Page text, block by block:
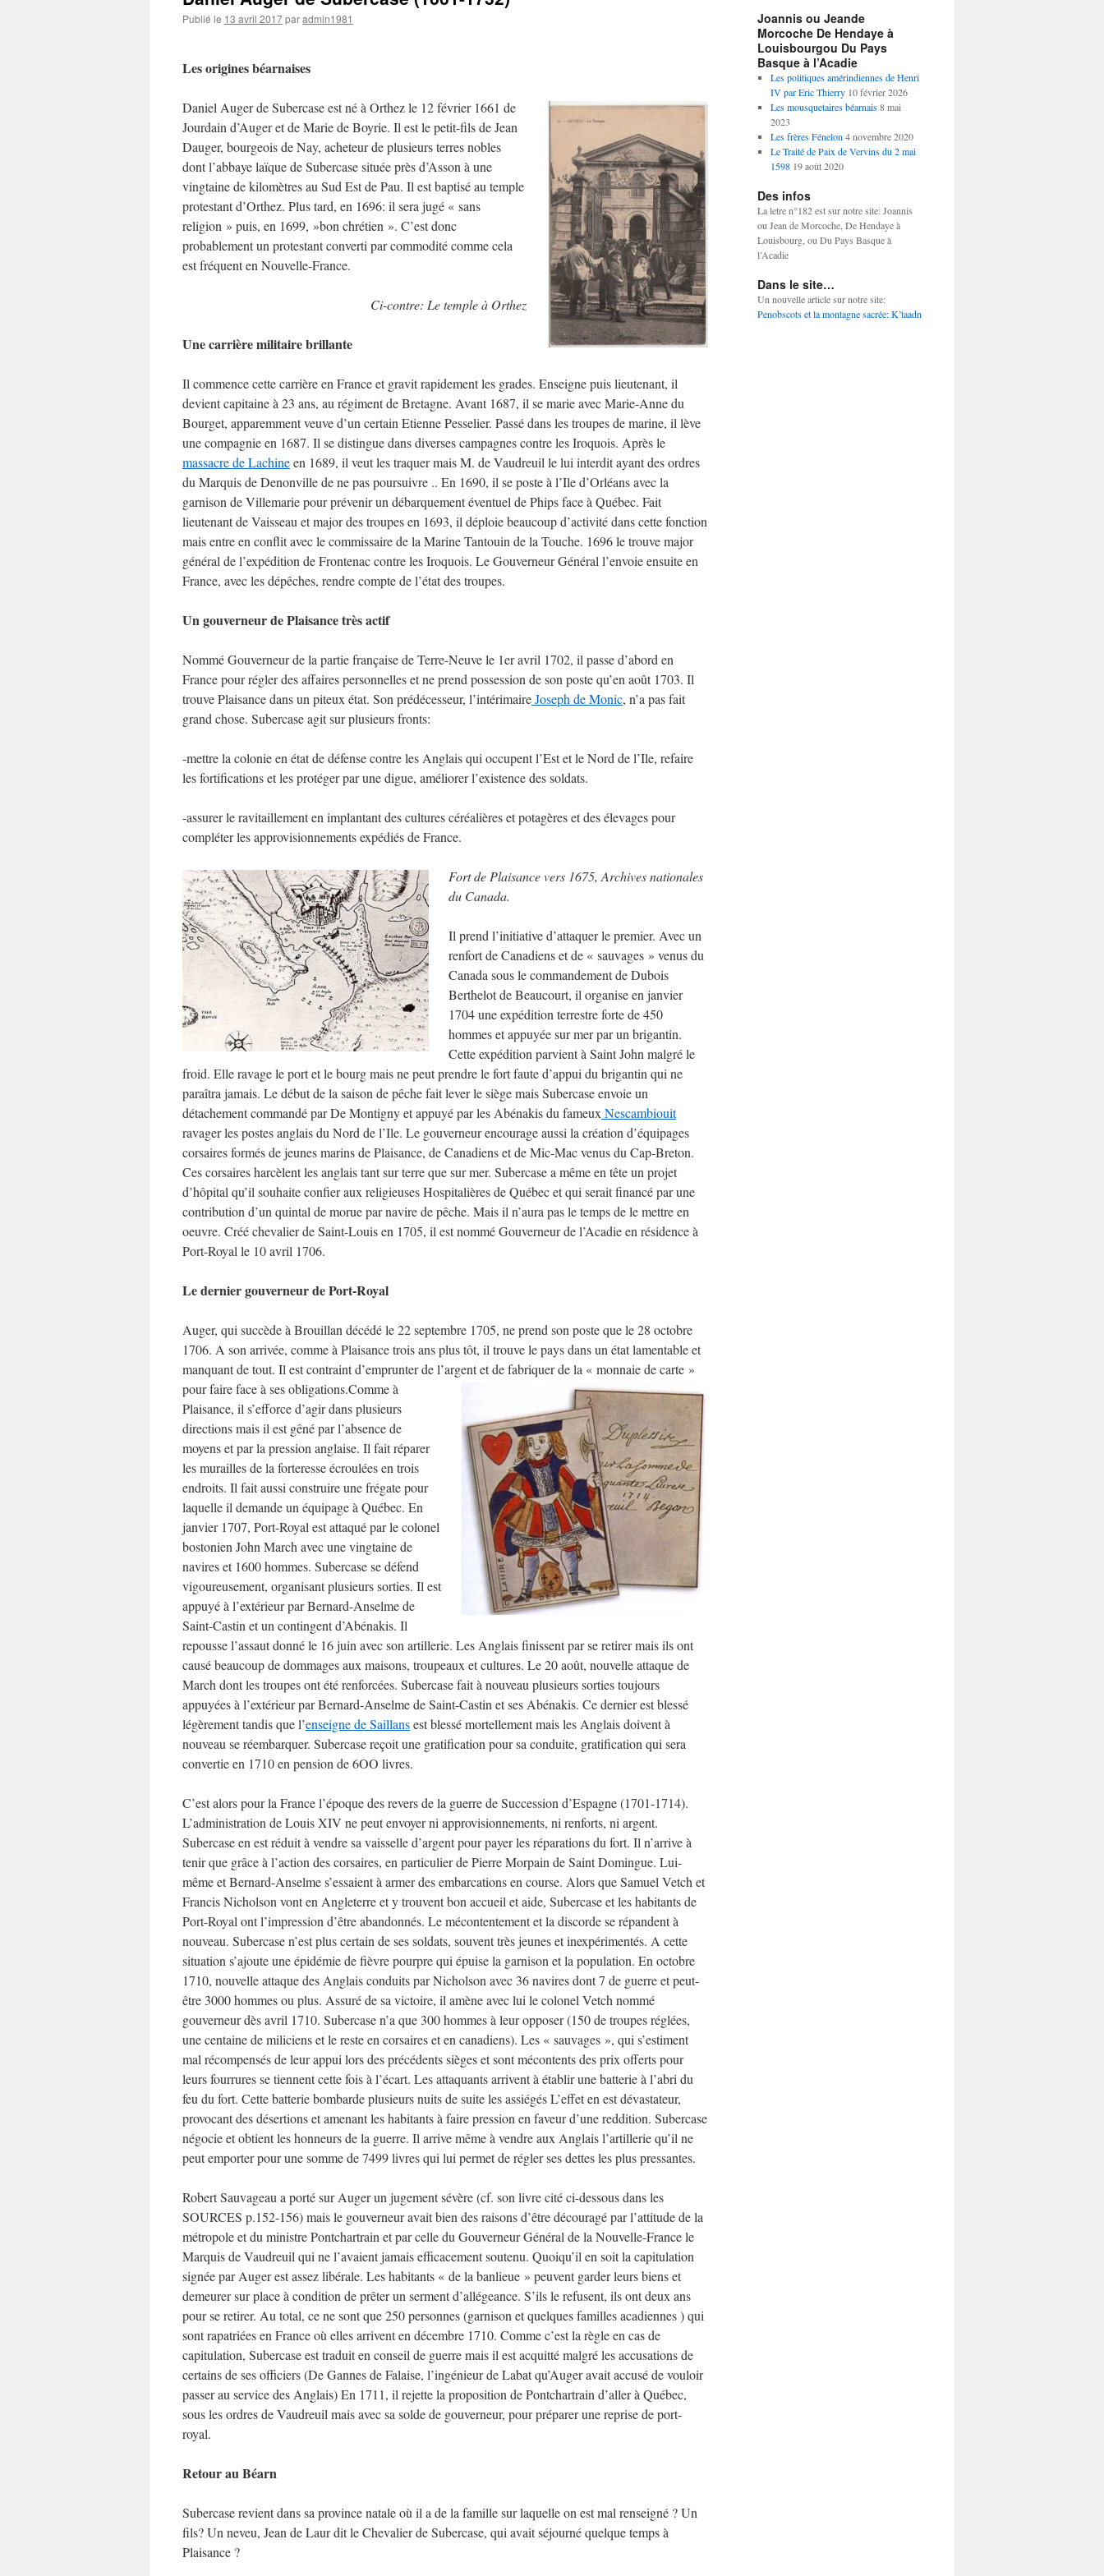
Publié le 13 avril 2017paradmin1981
Les origines béarnaises
Daniel Auger de Subercase est né à Orthez le 12 février 1661 de
Jourdain d’Auger et de Marie de Boyrie. Il est le petit-fils de Jean
Dauger, bourgeois de Nay, acheteur de plusieurs terres nobles
dont l’abbaye laïque de Subercase située près d’Asson à une
vingtaine de kilomètres au Sud Est de Pau. Il est baptisé au temple
protestant d’Orthez. Plus tard, en 1696: il sera jugé « sans
religion » puis, en 1699, »bon chrétien ». C’est donc
probablement un protestant converti par commodité comme cela
est fréquent en Nouvelle-France.
Ci-contre: Le temple à Orthez
Une carrière militaire brillante
Il commence cette carrière en France et gravit rapidement les grades. Enseigne puis lieutenant, il
devient capitaine à 23 ans, au régiment de Bretagne. Avant 1687, il se marie avec Marie-Anne du
Bourget, apparemment veuve d’un certain Etienne Pesselier. Passé dans les troupes de marine, il lève
une compagnie en 1687. Il se distingue dans diverses campagnes contre les Iroquois. Après le
massacre de Lachineen 1689, il veut les traquer mais M. de Vaudreuil le lui interdit ayant des ordres
du Marquis de Denonville de ne pas poursuivre .. En 1690, il se poste à l’Ile d’Orléans avec la
garnison de Villemarie pour prévenir un débarquement éventuel de Phips face à Québec. Fait
lieutenant de Vaisseau et major des troupes en 1693, il déploie beaucoup d’activité dans cette fonction
mais entre en conflit avec le commissaire de la Marine Tantouin de la Touche. 1696 le trouve major
général de l’expédition de Frontenac contre les Iroquois. Le Gouverneur Général l’envoie ensuite en
France, avec les dépêches, rendre compte de l’état des troupes.
Un gouverneur de Plaisance très actif
Nommé Gouverneur de la partie française de Terre-Neuve le 1er avril 1702, il passe d’abord en
France pour régler des affaires personnelles et ne prend possession de son poste qu’en août 1703. Il
trouve Plaisance dans un piteux état. Son prédécesseur, l’intérimaireJoseph de Monic, n’a pas fait
grand chose. Subercase agit sur plusieurs fronts:
-mettre la colonie en état de défense contre les Anglais qui occupent l’Est et le Nord de l’Ile, refaire
les fortifications et les protéger par une digue, améliorer l’existence des soldats.
-assurer le ravitaillement en implantant des cultures céréalières et potagères et des élevages pour
compléter les approvisionnements expédiés de France.
Fort de Plaisance vers 1675, Archives nationales
du Canada.
Il prend l’initiative d’attaquer le premier. Avec un
renfort de Canadiens et de « sauvages » venus du
Canada sous le commandement de Dubois
Berthelot de Beaucourt, il organise en janvier
1704 une expédition terrestre forte de 450
hommes et appuyée sur mer par un brigantin.
Cette expédition parvient à Saint John malgré le
froid. Elle ravage le port et le bourg mais ne peut prendre le fort faute d’appui du brigantin qui ne
paraîtra jamais. Le début de la saison de pêche fait lever le siège mais Subercase envoie un
détachement commandé par De Montigny et appuyé par les Abénakis du fameux Nescambiouit
ravager les postes anglais du Nord de l’Ile. Le gouverneur encourage aussi la création d’équipages
corsaires formés de jeunes marins de Plaisance, de Canadiens et de Mic-Mac venus du Cap-Breton.
Ces corsaires harcèlent les anglais tant sur terre que sur mer. Subercase a même en tête un projet
d’hôpital qu’il souhaite confier aux religieuses Hospitalières de Québec et qui serait financé par une
contribution d’un quintal de morue par navire de pêche. Mais il n’aura pas le temps de le mettre en
oeuvre. Créé chevalier de Saint-Louis en 1705, il est nommé Gouverneur de l’Acadie en résidence à
Port-Royal le 10 avril 1706.
Le dernier gouverneur de Port-Royal
Auger, qui succède à Brouillan décédé le 22 septembre 1705, ne prend son poste que le 28 octobre
1706. A son arrivée, comme à Plaisance trois ans plus tôt, il trouve le pays dans un état lamentable et
manquant de tout. Il est contraint d’emprunter de l’argent et de fabriquer de la « monnaie de carte »
pour faire face à ses obligations.Comme à
Plaisance, il s’efforce d’agir dans plusieurs
directions mais il est gêné par l’absence de
moyens et par la pression anglaise. Il fait réparer
les murailles de la forteresse écroulées en trois
endroits. Il fait aussi construire une frégate pour
laquelle il demande un équipage à Québec. En
janvier 1707, Port-Royal est attaqué par le colonel
bostonien John March avec une vingtaine de
navires et 1600 hommes. Subercase se défend
vigoureusement, organisant plusieurs sorties. Il est
appuyé à l’extérieur par Bernard-Anselme de
Saint-Castin et un contingent d’Abénakis. Il
repousse l’assaut donné le 16 juin avec son artillerie. Les Anglais finissent par se retirer mais ils ont
causé beaucoup de dommages aux maisons, troupeaux et cultures. Le 20 août, nouvelle attaque de
March dont les troupes ont été renforcées. Subercase fait à nouveau plusieurs sorties toujours
appuyées à l’extérieur par Bernard-Anselme de Saint-Castin et ses Abénakis. Ce dernier est blessé
légèrement tandis que l’enseigne de Saillansest blessé mortellement mais les Anglais doivent à
nouveau se réembarquer. Subercase reçoit une gratification pour sa conduite, gratification qui sera
convertie en 1710 en pension de 6OO livres.
C’est alors pour la France l’époque des revers de la guerre de Succession d’Espagne (1701-1714).
L’administration de Louis XIV ne peut envoyer ni approvisionnements, ni renforts, ni argent.
Subercase en est réduit à vendre sa vaisselle d’argent pour payer les réparations du fort. Il n’arrive à
tenir que grâce à l’action des corsaires, en particulier de Pierre Morpain de Saint Domingue. Lui-
même et Bernard-Anselme s’essaient à armer des embarcations en course. Alors que Samuel Vetch et
Francis Nicholson vont en Angleterre et y trouvent bon accueil et aide, Subercase et les habitants de
Port-Royal ont l’impression d’être abandonnés. Le mécontentement et la discorde se répandent à
nouveau. Subercase n’est plus certain de ses soldats, souvent très jeunes et inexpérimentés. A cette
situation s’ajoute une épidémie de fièvre pourpre qui épuise la garnison et la population. En octobre
1710, nouvelle attaque des Anglais conduits par Nicholson avec 36 navires dont 7 de guerre et peut-
être 3000 hommes ou plus. Assuré de sa victoire, il amène avec lui le colonel Vetch nommé
gouverneur dès avril 1710. Subercase n’a que 300 hommes à leur opposer (150 de troupes réglées,
une centaine de miliciens et le reste en corsaires et en canadiens). Les « sauvages », qui s’estiment
mal récompensés de leur appui lors des précédents sièges et sont mécontents des prix offerts pour
leurs fourrures se tiennent cette fois à l’écart. Les attaquants arrivent à établir une batterie à l’abri du
feu du fort. Cette batterie bombarde plusieurs nuits de suite les assiégés L’effet en est dévastateur,
provocant des désertions et amenant les habitants à faire pression en faveur d’une reddition. Subercase
négocie et obtient les honneurs de la guerre. Il arrive même à vendre aux Anglais l’artillerie qu’il ne
peut emporter pour une somme de 7499 livres qui lui permet de régler ses dettes les plus pressantes.
Robert Sauvageau a porté sur Auger un jugement sévère (cf. son livre cité ci-dessous dans les
SOURCES p.152-156) mais le gouverneur avait bien des raisons d’être découragé par l’attitude de la
métropole et du ministre Pontchartrain et par celle du Gouverneur Général de la Nouvelle-France le
Marquis de Vaudreuil qui ne l’avaient jamais efficacement soutenu. Quoiqu’il en soit la capitulation
signée par Auger est assez libérale. Les habitants « de la banlieue » peuvent garder leurs biens et
demeurer sur place à condition de prêter un serment d’allégeance. S’ils le refusent, ils ont deux ans
pour se retirer. Au total, ce ne sont que 250 personnes (garnison et quelques familles acadiennes ) qui
sont rapatriées en France où elles arrivent en décembre 1710. Comme c’est la règle en cas de
capitulation, Subercase est traduit en conseil de guerre mais il est acquitté malgré les accusations de
certains de ses officiers (De Gannes de Falaise, l’ingénieur de Labat qu’Auger avait accusé de vouloir
passer au service des Anglais) En 1711, il rejette la proposition de Pontchartrain d’aller à Québec,
sous les ordres de Vaudreuil mais avec sa solde de gouverneur, pour préparer une reprise de port-
royal.
Retour au Béarn
Subercase revient dans sa province natale où il a de la famille sur laquelle on est mal renseigné ? Un
fils? Un neveu, Jean de Laur dit le Chevalier de Subercase, qui avait séjourné quelque temps à
Plaisance ?
Joannis ou Jeande
Morcoche De Hendaye à
Louisbourgou Du Pays
Basque à l’Acadie
Les politiques amérindiennes de Henri
IV par Eric Thierry 10 février 2026
Les mousquetaires béarnais 8 mai
2023
Les frères Fénelon 4 novembre 2020
Le Traité de Paix de Vervins du 2 mai
1598 19 août 2020
Des infos
La letre n°182 est sur notre site: Joannis
ou Jean de Morcoche, De Hendaye à
Louisbourg, ou Du Pays Basque à
l’Acadie
Dans le site…
Un nouvelle article sur notre site:
Penobscots et la montagne sacrée: K’taadn